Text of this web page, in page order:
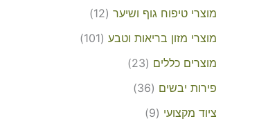
מוצרי טיפוח גוף ושיער 12
מוצרי מזון בריאות וטבע 101
מוצרים כללים 23
פירות יבשים 36
ציוד מקצועי 9